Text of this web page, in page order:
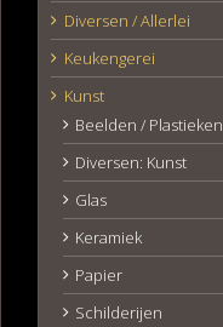
Diversen / Allerlei
Keukengerei
Kunst
Beelden / Plastieken
Diversen: Kunst
Glas
Keramiek
Papier
Schilderijen